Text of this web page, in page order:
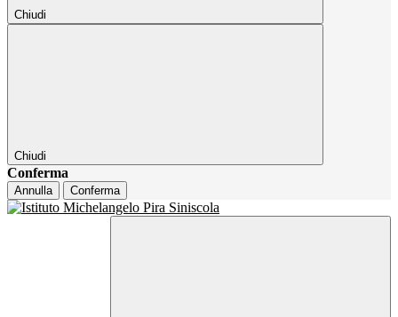
Chiudi
Chiudi
Conferma
Annulla Conferma